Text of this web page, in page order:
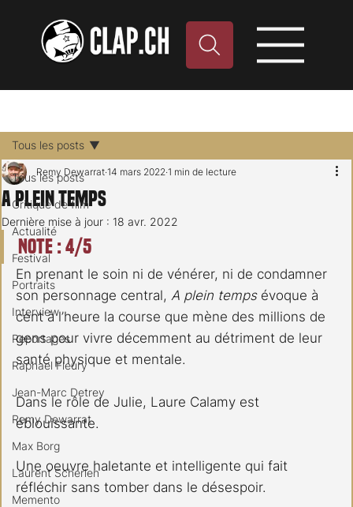
Tous les posts
Critique de film
Actualité
Festival
Portraits
Interview
Reportages
Raphael Fleury
Jean-Marc Detrey
Remy Dewarrat
Max Borg
Laurent Scherlen
Memento
Tous les posts
A plein temps
Remy Dewarrat 14 mars 2022 1 min de lecture
Dernière mise à jour : 18 avr. 2022
Note : 4/5
En prenant le soin ni de vénérer, ni de condamner
son personnage central, A plein temps évoque à
cent à l’heure la course que mène des millions de
gens pour vivre décemment au détriment de leur
santé physique et mentale.
Dans le rôle de Julie, Laure Calamy est
éblouissante.
Une oeuvre haletante et intelligente qui fait
réfléchir sans tomber dans le désespoir.